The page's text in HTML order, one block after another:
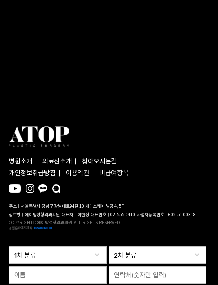
병원소개 의료진소개
찾아오시는길
개인정보취급방침
이용약관 비급여항목
주소ㅣ서울특별시 강남구 강남대로94길 10 케이스퀘어 빌딩 4, 5F
상호명ㅣ에이탑성형외과의원 대표자ㅣ이한정 대표번호ㅣ02-555-0410 사업자등록번호ㅣ602-51-00318
COPYRIGHT© 에이탑성형외과의원. ALL RIGHTS RESERVED.
병원홈페이지제작